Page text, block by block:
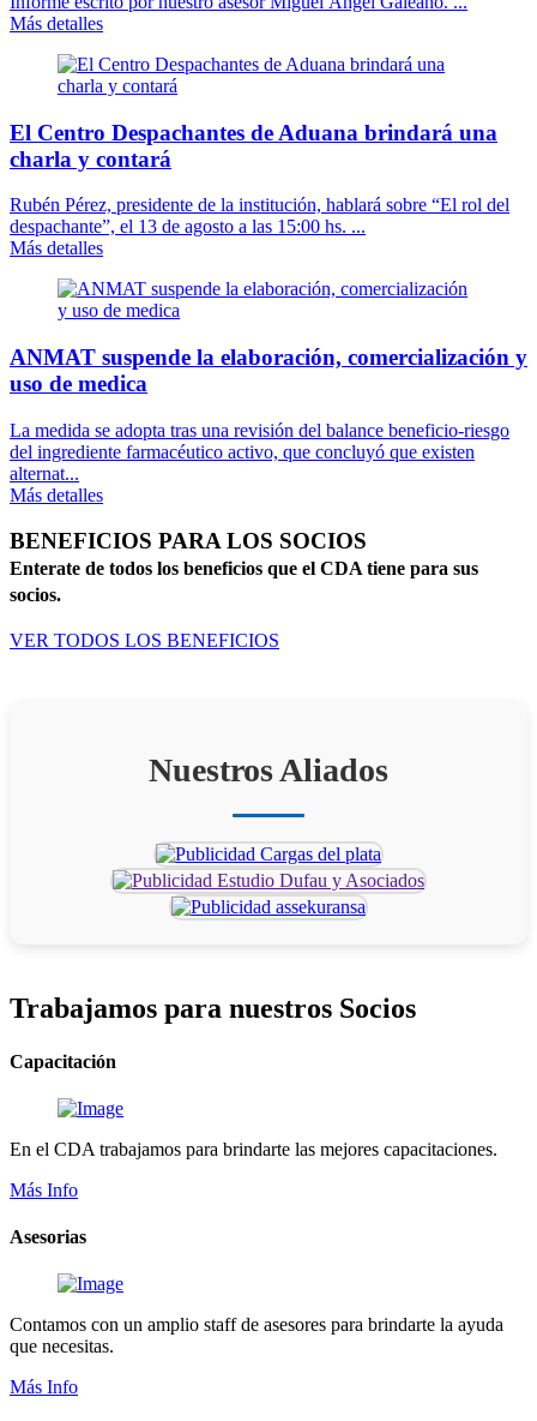
Más detalles
El Centro Despachantes de Aduana brindará una
charla y contará
Rubén Pérez, presidente de la institución, hablará sobre “El rol del
despachante”, el 13 de agosto a las 15:00 hs. ...
Más detalles
ANMAT suspende la elaboración, comercialización y
uso de medica
La medida se adopta tras una revisión del balance beneficio-riesgo
del ingrediente farmacéutico activo, que concluyó que existen
alternat...
Más detalles
BENEFICIOS PARA LOS SOCIOS
Enterate de todos los beneficios que el CDA tiene para sus
socios.
VER TODOS LOS BENEFICIOS
Nuestros Aliados
Trabajamos para nuestros Socios
Capacitación
En el CDA trabajamos para brindarte las mejores capacitaciones.
Más Info
Asesorias
Contamos con un amplio staff de asesores para brindarte la ayuda
que necesitas.
Más Info